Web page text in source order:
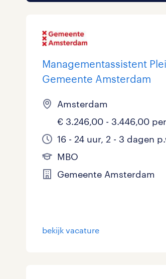
Managementassistent
Gemeente Amsterdam
Amsterdam
€ 3.246,00 - 3.446,00
16 - 24 uur, 2 - 3 dagen
MBO
Gemeente Amsterdam
bekijk vacature